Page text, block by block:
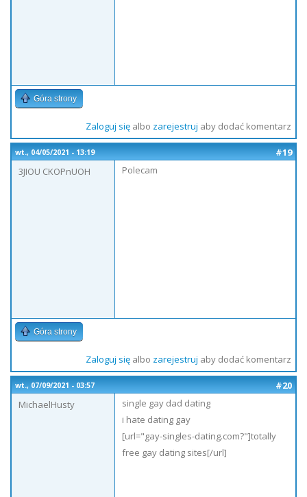
Góra strony
Zaloguj sięalbo zarejestruj aby dodać komentarz
wt., 04/05/2021 - 13:19
#19
3JIOU CKOPnUOH
Polecam
Góra strony
Zaloguj sięalbo zarejestruj aby dodać komentarz
wt., 07/09/2021 - 03:57
#20
MichaelHusty
single gay dad dating
i hate dating gay
[url="gay-singles-dating.com?"]totally
free gay dating sites[/url]